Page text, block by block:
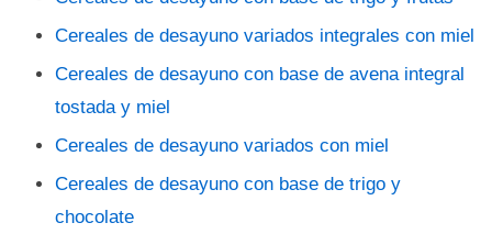
Cereales de desayuno variados integrales con miel
Cereales de desayuno con base de avena integral
tostada y miel
Cereales de desayuno variados con miel
Cereales de desayuno con base de trigo y
chocolate